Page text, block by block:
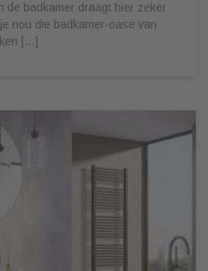
de badkamer draagt hier zeker
nou die badkamer-oase van
[…]